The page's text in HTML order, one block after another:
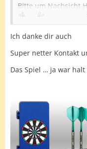
Bitte um Nachsicht
https://lidarts.org/
https://lidarts.org/
In Absprache mit
Zum Spiel: Außer
Highlights.
Ole ist aber ein
trotzdem Spaß
Ich danke dir auch
Super netter Kontakt
Das Spiel … ja war halt